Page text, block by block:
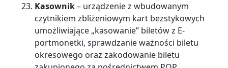
Kasownik– urządzenie z wbudowanym
czytnikiem zbliżeniowym kart bezstykowych
umożliwiające „kasowanie” biletów z E-
portmonetki, sprawdzanie ważności biletu
okresowego oraz zakodowanie biletu